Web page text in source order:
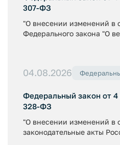
307-ФЗ
"О внесении изменений в
Федерального закона "О
04.08.2026
Федеральный закон от
328-ФЗ
"О внесении изменений в
законодательные акты